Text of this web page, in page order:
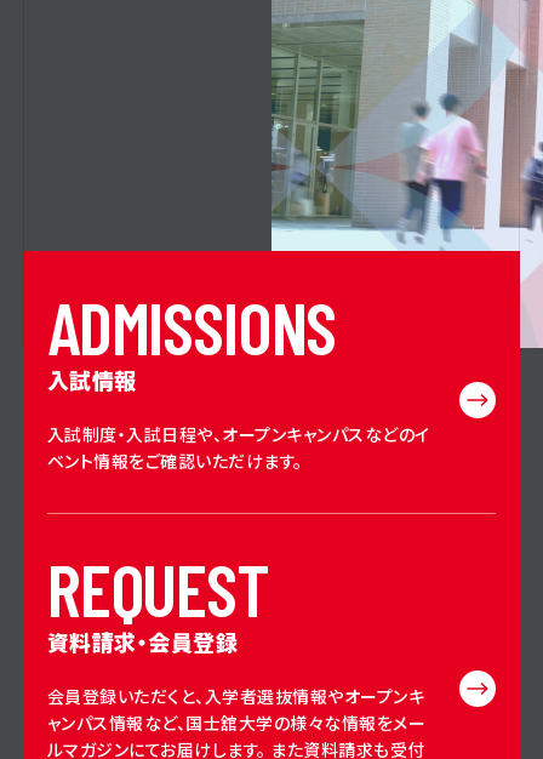
ADMISSIONS
入試情報
入試制度・入試日程や、オープンキャンパスなどのイ
ベント情報をご確認いただけます。
REQUEST
資料請求・会員登録
会員登録いただくと、入学者選抜情報やオープンキ
ャンパス情報など、国士舘大学の様々な情報をメー
ルマガジンにてお届けします。 また資料請求も受付